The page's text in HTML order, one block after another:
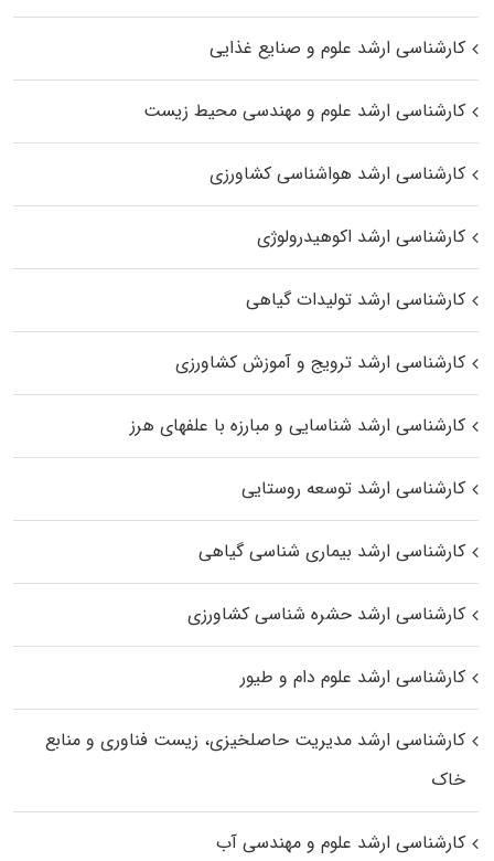
کارشناسی ارشد علوم و صنایع غذایی
کارشناسی ارشد علوم و مهندسی محیط زیست
کارشناسی ارشد هواشناسی کشاورزی
کارشناسی ارشد اکوهیدرولوژی
کارشناسی ارشد تولیدات گیاهی
کارشناسی ارشد ترویج و آموزش کشاورزی
کارشناسی ارشد شناسایی و مبارزه با علفهای هرز
کارشناسی ارشد توسعه روستایی
کارشناسی ارشد بیماری‌ شناسی گیاهی
کارشناسی ارشد حشره‌ شناسی کشاورزی
کارشناسی ارشد علوم دام و طیور
کارشناسی ارشد مدیریت حاصلخیزی، زیست فناوری و منابع
خاک
کارشناسی ارشد علوم و مهندسی آب